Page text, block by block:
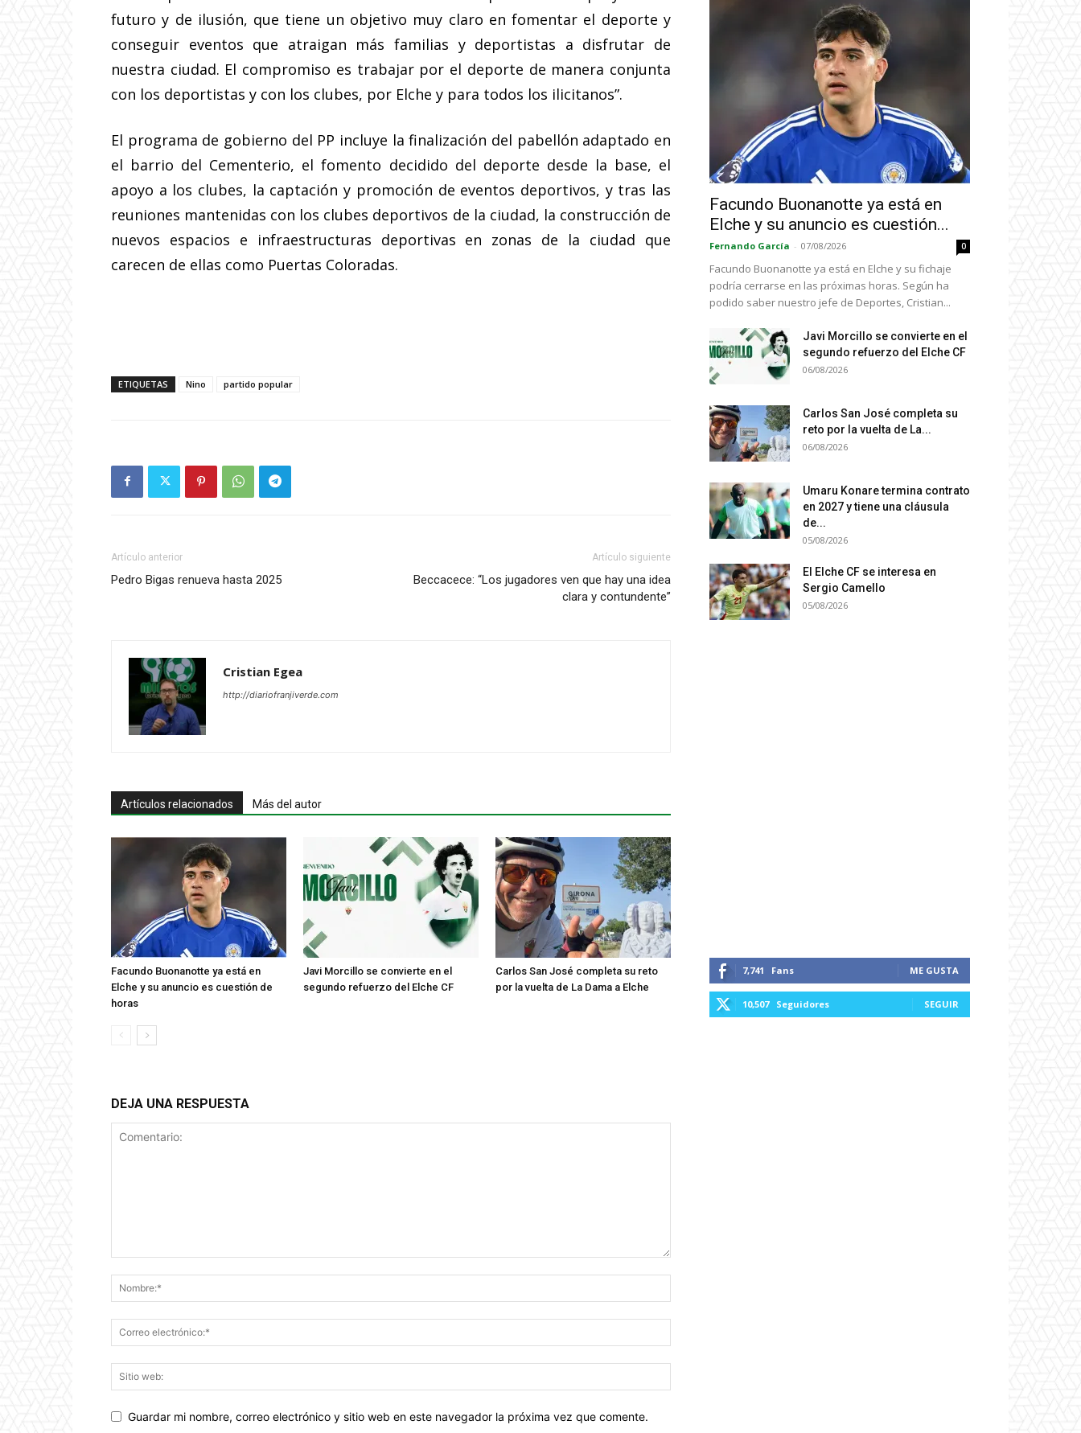
futuro y de ilusión, que tiene un objetivo muy claro en fomentar el deporte y
conseguir eventos que atraigan más familias y deportistas a disfrutar de
nuestra ciudad. El compromiso es trabajar por el deporte de manera conjunta
con los deportistas y con los clubes, por Elche y para todos los ilicitanos”.
El programa de gobierno del PP incluye la finalización del pabellón adaptado en
el barrio del Cementerio, el fomento decidido del deporte desde la base, el
apoyo a los clubes, la captación y promoción de eventos deportivos, y tras las
reuniones mantenidas con los clubes deportivos de la ciudad, la construcción de
nuevos espacios e infraestructuras deportivas en zonas de la ciudad que
carecen de ellas como Puertas Coloradas.
ETIQUETAS Nino partido popular
Artículo anterior
Pedro Bigas renueva hasta 2025
Artículo siguiente
Beccacece: “Los jugadores ven que hay una idea
clara y contundente”
Cristian Egea
http://diariofranjiverde.com
Artículos relacionados Más del autor
Facundo Buonanotte ya está en
Elche y su anuncio es cuestión de
horas
Javi Morcillo se convierte en el
segundo refuerzo del Elche CF
Carlos San José completa su reto
por la vuelta de La Dama a Elche
DEJA UNA RESPUESTA
Guardar mi nombre, correo electrónico y sitio web en este navegador la próxima vez que comente.
Facundo Buonanotte ya está en
Elche y su anuncio es cuestión...
Fernando García - 07/08/2026 0
Facundo Buonanotte ya está en Elche y su fichaje
podría cerrarse en las próximas horas. Según ha
podido saber nuestro jefe de Deportes, Cristian...
Javi Morcillo se convierte en el
segundo refuerzo del Elche CF
06/08/2026
Carlos San José completa su
reto por la vuelta de La...
06/08/2026
Umaru Konare termina contrato
en 2027 y tiene una cláusula
de...
05/08/2026
El Elche CF se interesa en
Sergio Camello
05/08/2026
7,741 Fans ME GUSTA
10,507 Seguidores SEGUIR